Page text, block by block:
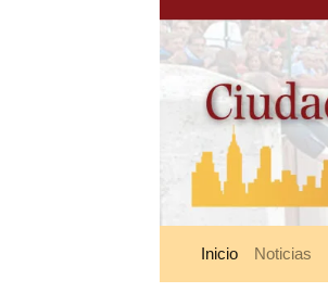
Inicio Noticias